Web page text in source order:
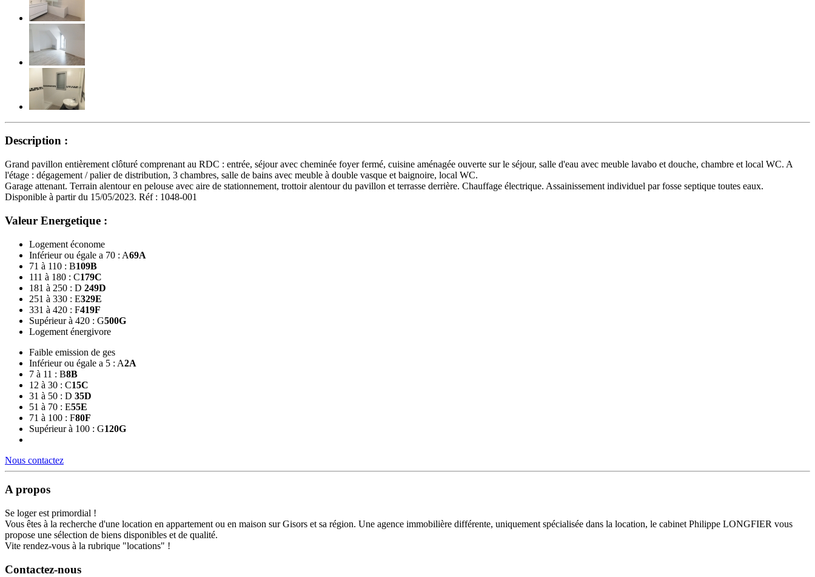
Description :
Grand pavillon entièrement clôturé comprenant au RDC : entrée, séjour avec cheminée foyer fermé, cuisine aménagée ouverte sur le séjour, salle d'eau avec meuble lavabo et douche, chambre et local WC. A
l'étage : dégagement / palier de distribution, 3 chambres, salle de bains avec meuble à double vasque et baignoire, local WC.
Garage attenant. Terrain alentour en pelouse avec aire de stationnement, trottoir alentour du pavillon et terrasse derrière. Chauffage électrique. Assainissement individuel par fosse septique toutes eaux.
Disponible à partir du 15/05/2023. Réf : 1048-001
Valeur Energetique :
Logement économe
Inférieur ou égale a 70 : A69A
71 à 110 : B109B
111 à 180 : C179C
181 à 250 : D 249D
251 à 330 : E329E
331 à 420 : F419F
Supérieur à 420 : G500G
Logement énergivore
Faible emission de ges
Inférieur ou égale a 5 : A2A
7 à 11 : B8B
12 à 30 : C15C
31 à 50 : D 35D
51 à 70 : E55E
71 à 100 : F80F
Supérieur à 100 : G120G
Nous contactez
A propos
Se loger est primordial !
Vous êtes à la recherche d'une location en appartement ou en maison sur Gisors et sa région. Une agence immobilière différente, uniquement spécialisée dans la location, le cabinet Philippe LONGFIER vous
propose une sélection de biens disponibles et de qualité.
Vite rendez-vous à la rubrique "locations" !
Contactez-nous